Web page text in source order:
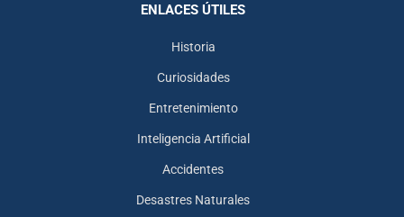
ENLACES ÚTILES
Historia
Curiosidades
Entretenimiento
Inteligencia Artificial
Accidentes
Desastres Naturales